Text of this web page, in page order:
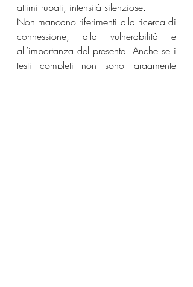
attimi rubati, intensità silenziose.
Non mancano riferimenti alla ricerca di
connessione, alla vulnerabilità e
all’importanza del presente. Anche se i
testi completi non sono largamente